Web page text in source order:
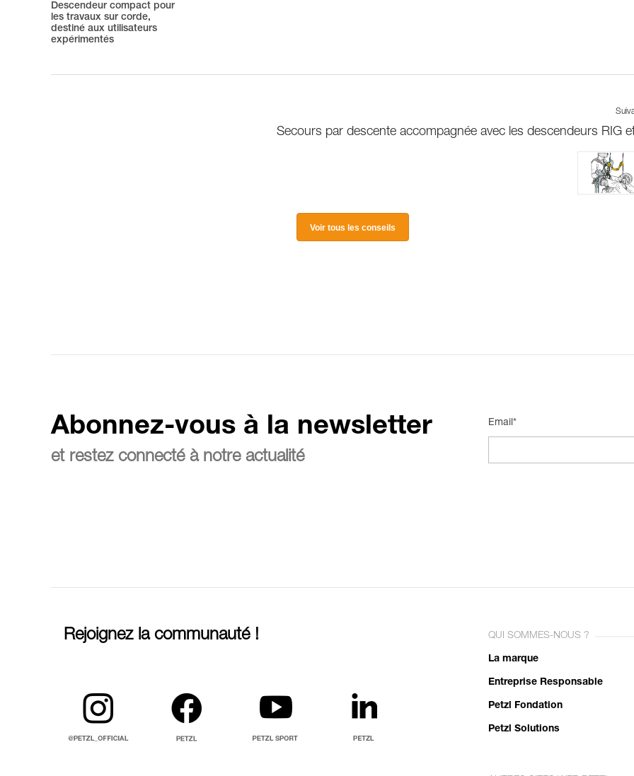
Descendeur compact pour
les travaux sur corde,
destiné aux utilisateurs
expérimentés
Secours par descente accompagnée avec les descendeurs RIG
Voir tous les conseils
Abonnez-vous à la newsletter
et restez connecté à notre actualité
Email*
Rejoignez la communauté ! QUI SOMMES-NOUS ?
La marque
Entreprise Responsable
Petzl Fondation
Petzl Solutions